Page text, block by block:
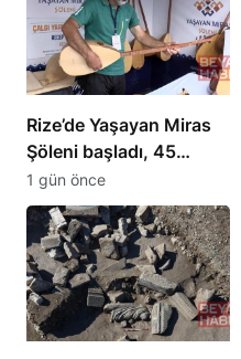
Rize’de Yaşayan Miras
Şöleni başladı, 45
sanatçı katıldı
1 gün önce